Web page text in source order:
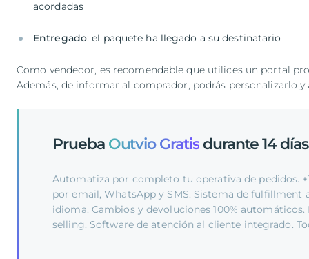
acordadas
Entregado: el paquete ha llegado a su destinatario
Como vendedor, es recomendable que utilices un portal
Además, de informar al comprador, podrás personalizarlo
Prueba Outvio Gratisdurante 14 días
Automatiza por completo tu operativa de pedidos.
por email, WhatsApp y SMS. Sistema de
idioma. Cambios y devoluciones 100%
selling. Software de atención al cliente integrado.